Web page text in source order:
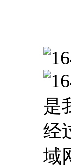
是
经
域